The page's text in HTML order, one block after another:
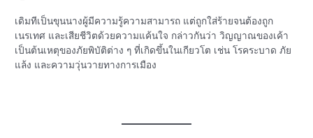
เดิมทีเป็นขุนนางผู้มีความรู้ความสามารถ แต่ถูกใส่ร้ายจนต้องถูก
เนรเทศ และเสียชีวิตด้วยความแค้นใจ กล่าวกันว่า วิญญาณของเค้า
เป็นต้นเหตุของภัยพิบัติต่าง ๆ ที่เกิดขึ้นในเกียวโต เช่น โรคระบาด ภัย
แล้ง และความวุ่นวายทางการเมือง